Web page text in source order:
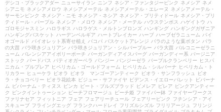
デシコ・ブラックアダー
ニューサイラン ニンフ ネシア・ファンタジーピンク ネメシア ネメ
シアニモ ネメシアメロウ ネメシアメーテル ネメシアメーテル・エレーヌ
ネメシアメーテル・
サーモンピンク
ネメシア・ニモ ネメシア・ネシア ネメシア・プリティドール ネメシア・プリ
ティドール・パープル ネメシア・メロウ ネメシア・メーテル ハウステンボス ハゲイトウ ハ
ゴロモジャスミン ハロラギス ハロラゲス・メルトンブロンズ ハンギング ハンギングガザニア
ハンギングバスケット
ハーデンベルギア ハートブレイカー ハーブ ハーブゼラニューム バイ
オゴールド バイオレット系寄せ植え バコパ バスケットアレンジ バラのような葉ボタン バラ
の大苗 バラ咲きジュリアン バラ咲きジュリアン・シルバーブルー バラ大苗 バルコニーゼラニ
ューム バレンシアアイボリーポーチ バーガンディアイスバーグ バーガンディー系 バージニア
ストック
バードバス パティオガーベラ パンジー パンジーゼラ パープルクランベリー
ヒスパ
ニカム・プルプレア
ヒペリカム・ゴールドフォーム ヒペリカム・シルバーナ
ヒペリカム・ト
リカラー
ヒューケラ ビオラ ビオラ マンゴーアンティーク ビオラ・サンフラッシュ
ビオ
ラ・チョコベリー
ビオラ花絵本 ビジュー・サファイヤ ビデンス・イエローパレット
ビバーナ
ム
ビバーナム・ティヌス ビンカ ビート・ブルズブラッド ピメレア ピレア
ピンクアンティー
ク
ピンクイントゥーション ピーチフロマージュ ピーチ姫 ファイバー鉢 ファイヤーワークス
ファリナセア フィットニア フェア フェアリーチュール フェアリーピンク
フチンシア・アイ
スキューブ フライングエッグ フランクハードレイ フリズルシズル フリリアージュ
フリンジ